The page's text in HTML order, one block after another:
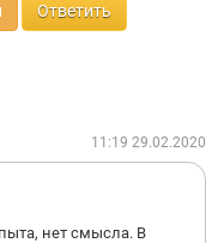
Ответить
11:19 29.02.2020
нет смысла. В